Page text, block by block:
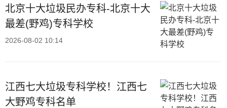
北京十大垃圾民办专科-北京十大
最差(野鸡)专科学校
2026-08-02 10:14
江西七大垃圾专科学校！江西七
大野鸡专科名单